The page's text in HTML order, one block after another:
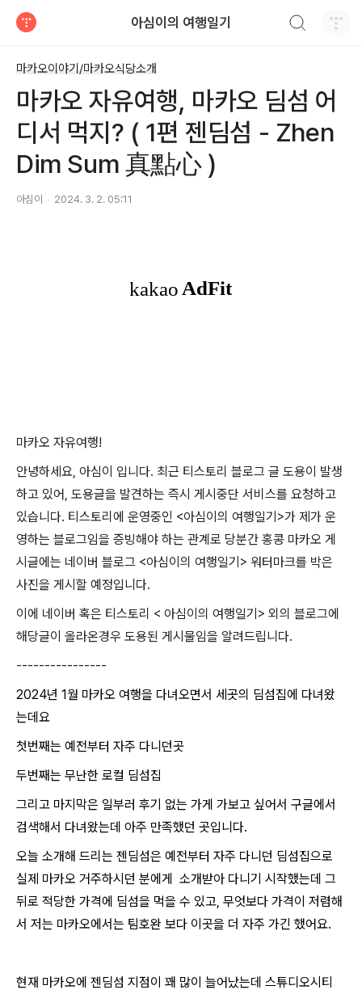
아심이의 여행일기
마카오이야기/마카오식당소개
마카오 자유여행, 마카오 딤섬 어
디서 먹지? ( 1편 젠딤섬 - Zhen
Dim Sum 真點心 )
아심이 2024. 3. 2. 05:11
마카오 자유여행!
안녕하세요, 아심이 입니다. 최근 티스토리 블로그 글 도용이 발생
하고 있어, 도용글을 발견하는 즉시 게시중단 서비스를 요청하고
있습니다. 티스토리에 운영중인 <아심이의 여행일기>가 제가 운
영하는 블로그임을 증빙해야 하는 관계로 당분간 홍콩 마카오 게
시글에는 네이버 블로그 <아심이의 여행일기> 워터마크를 박은
사진을 게시할 예정입니다.
이에 네이버 혹은 티스토리 < 아심이의 여행일기> 외의 블로그에
해당글이 올라온경우 도용된 게시물임을 알려드립니다.
----------------
2024년 1월 마카오 여행을 다녀오면서 세곳의 딤섬집에 다녀왔
는데요
첫번째는 예전부터 자주 다니던곳
두번째는 무난한 로컬 딤섬집
그리고 마지막은 일부러 후기 없는 가게 가보고 싶어서 구글에서
검색해서 다녀왔는데 아주 만족했던 곳입니다.
오늘 소개해 드리는 젠딤섬은 예전부터 자주 다니던 딤섬집으로
실제 마카오 거주하시던 분에게 소개받아 다니기 시작했는데 그
뒤로 적당한 가격에 딤섬을 먹을 수 있고, 무엇보다 가격이 저렴해
서 저는 마카오에서는 팀호완 보다 이곳을 더 자주 가긴 했어요.
현재 마카오에 젠딤섬 지점이 꽤 많이 늘어났는데 스튜디오시티